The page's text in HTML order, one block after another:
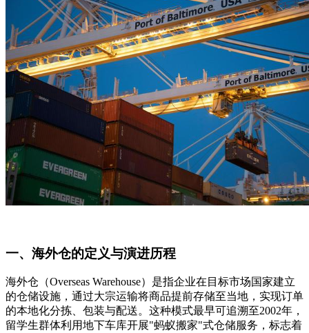
一、海外仓的定义与演进历程
海外仓（Overseas Warehouse）是指企业在目标市场国家建立
的仓储设施，通过大宗运输将商品提前存储至当地，实现订单
的本地化分拣、包装与配送。这种模式最早可追溯至2002年，
留学生群体利用地下车库开展"蚂蚁搬家"式仓储服务，标志着